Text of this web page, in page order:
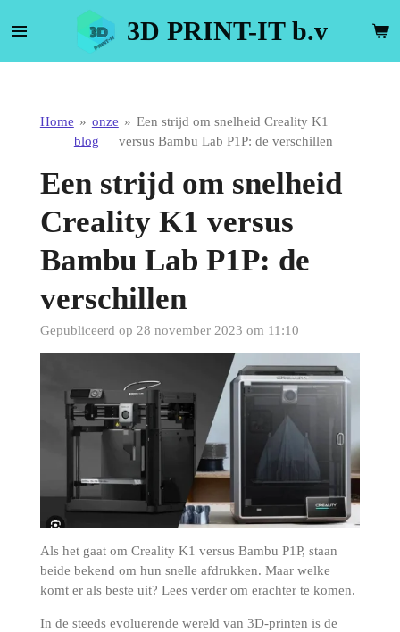
direct
3D PRINT-IT b.v
Home » onze
blog
» Een strijd om snelheid Creality K1
versus Bambu Lab P1P: de verschillen
Een strijd om snelheid
Creality K1 versus
Bambu Lab P1P: de
verschillen
Gepubliceerd op 28 november 2023 om 11:10
Als het gaat om Creality K1 versus Bambu P1P, staan ​​
beide bekend om hun snelle afdrukken. Maar welke
komt er als beste uit? Lees verder om erachter te komen.
In de steeds evoluerende wereld van 3D-printen is de